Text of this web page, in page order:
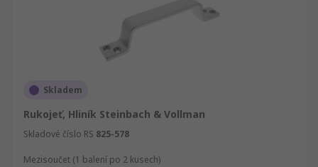
Skladem
Rukojeť, Hliník Steinbach & Vollman
Skladové číslo RS 825-578
Mezisoučet (1 balení po 2 kusech)